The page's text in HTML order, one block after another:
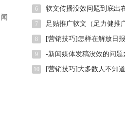
6 软文传播没效问题到底出
7 足贴推广软文（足力健推
8 [营销技巧]怎样在解放日
9 -新闻媒体发稿没效的问
10 [营销技巧]大多数人不知道活动策划书的基